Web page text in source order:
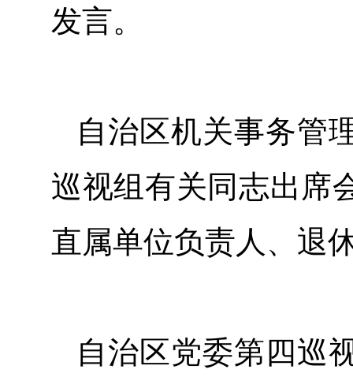
发言。
自治区机关事务管
巡视组有关同志出席
直属单位负责人、退
自治区党委第四巡